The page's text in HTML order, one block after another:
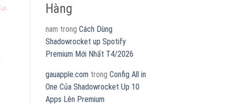
Hàng
nam trong Cách Dùng
Shadowrocket up Spotify
Premium Mới Nhất T4/2026
gauapple.com trong Config All in
One Của Shadowrocket Up 10
Apps Lên Premium